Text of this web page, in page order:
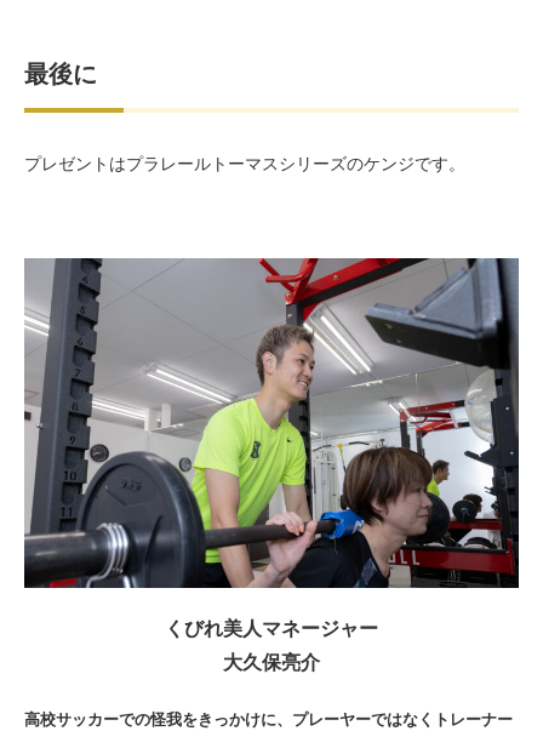
最後に
プレゼントはプラレールトーマスシリーズのケンジです。
くびれ美人マネージャー
大久保亮介
高校サッカーでの怪我をきっかけに、プレーヤーではなくトレーナー